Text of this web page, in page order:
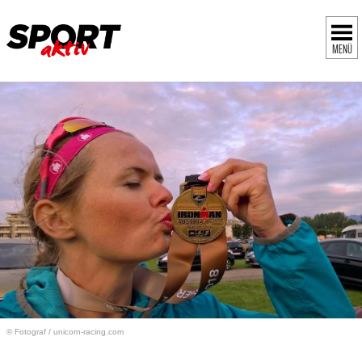
MENÜ
© Fotograf / unicorn-racing.com